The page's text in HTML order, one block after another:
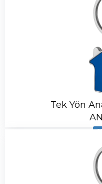
Tek Yön